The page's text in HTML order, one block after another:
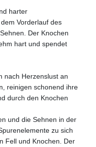
harter
Vorderlauf des
Der Knochen
hart und spendet
nach Herzenslust an
reinigen schonend ihre
durch den Knochen
und die Sehnen in der
zu sich
Fell und Knochen. Der